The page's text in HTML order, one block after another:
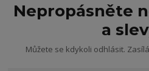
Nepropásněte
a
Můžete se kdykoli odhlásit.